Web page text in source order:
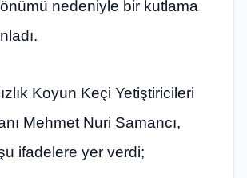
nedeniyle bir kutlama
Koyun Keçi Yetiştiricileri
Mehmet Nuri Samancı,
ifadelere yer verdi;